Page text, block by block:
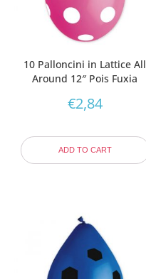
10 Palloncini in Lattice All
Around 12″ Pois Fuxia
€2,84
ADD TO CART